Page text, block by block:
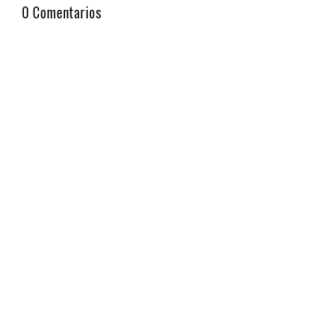
0 Comentarios